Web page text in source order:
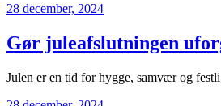
28 december, 2024
Gør juleafslutningen
Julen er en tid for hygge, samvær og